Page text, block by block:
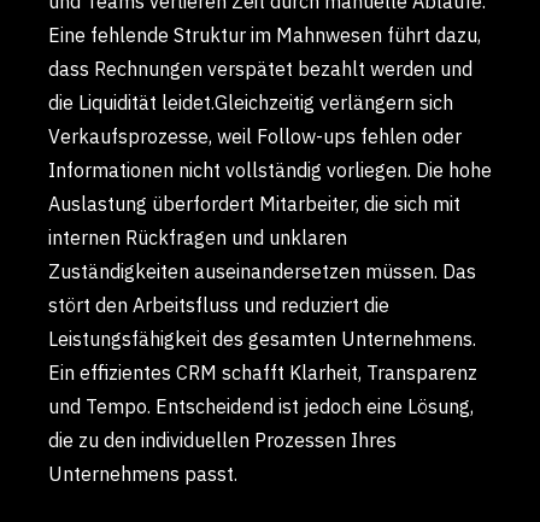
Im Tagesgeschäft entstehen häufig unnötige
Reibungsverluste. Aufgaben sind nicht klar
definiert, Verantwortlichkeiten bleiben unpräzise
und Teams verlieren Zeit durch manuelle Abläufe.
Eine fehlende Struktur im Mahnwesen führt dazu,
dass Rechnungen verspätet bezahlt werden und
die Liquidität leidet.Gleichzeitig verlängern sich
Verkaufsprozesse, weil Follow-ups fehlen oder
Informationen nicht vollständig vorliegen. Die hohe
Auslastung überfordert Mitarbeiter, die sich mit
internen Rückfragen und unklaren
Zuständigkeiten auseinandersetzen müssen. Das
stört den Arbeitsfluss und reduziert die
Leistungsfähigkeit des gesamten Unternehmens.
Ein effizientes CRM schafft Klarheit, Transparenz